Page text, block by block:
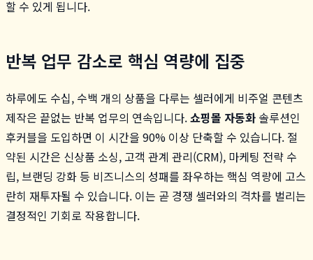
할 수 있게 됩니다.
반복 업무 감소로 핵심 역량에 집중
하루에도 수십, 수백 개의 상품을 다루는 셀러에게 비주얼 콘텐츠
제작은 끝없는 반복 업무의 연속입니다.쇼핑몰 자동화 솔루션인
후커블을 도입하면 이 시간을 90% 이상 단축할 수 있습니다. 절
약된 시간은 신상품 소싱, 고객 관계 관리(CRM), 마케팅 전략 수
립, 브랜딩 강화 등 비즈니스의 성패를 좌우하는 핵심 역량에 고스
란히 재투자될 수 있습니다. 이는 곧 경쟁 셀러와의 격차를 벌리는
결정적인 기회로 작용합니다.